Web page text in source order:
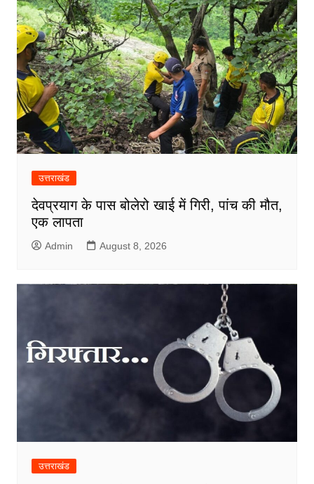
उत्तराखंड
देवप्रयाग के पास बोलेरो खाई में गिरी, पांच की मौत,
एक लापता
Admin August 8, 2026
उत्तराखंड